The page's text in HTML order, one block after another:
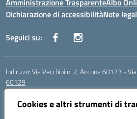
Cookies e altri strumenti di
Amministrazione TrasparenteAlbo
Dichiarazione di accessibilitàNote
Seguici su:
Indirizzo:Via Vecchini n. 2, Ancona 60123 -
60129
Centralino:
Posta elettronica certificata (PEC):